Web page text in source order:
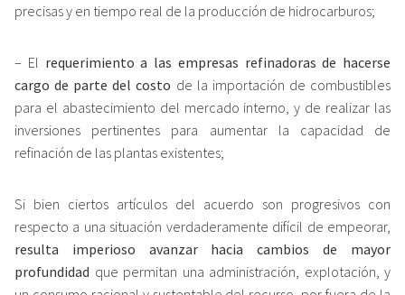
precisas y en tiempo real de la producción de hidrocarburos;
– El requerimiento a las empresas refinadoras de hacerse
cargo de parte del costo de la importación de combustibles
para el abastecimiento del mercado interno, y de realizar las
inversiones pertinentes para aumentar la capacidad de
refinación de las plantas existentes;
Si bien ciertos artículos del acuerdo son progresivos con
respecto a una situación verdaderamente difícil de empeorar,
resulta imperioso avanzar hacia cambios de mayor
profundidad que permitan una administración, explotación, y